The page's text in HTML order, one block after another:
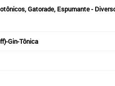
Gatorade, Espumante -
Gin-Tônica